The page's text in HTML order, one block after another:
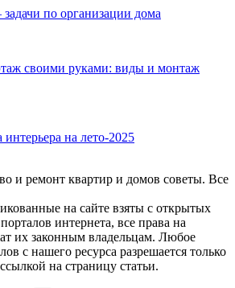
по организации дома
своими руками: виды и монтаж
на лето-2025
и ремонт квартир и домов советы. Все
на сайте взяты с открытых
интернета, все права на
их законным владельцам. Любое
с нашего ресурса разрешается только
на страницу статьи.